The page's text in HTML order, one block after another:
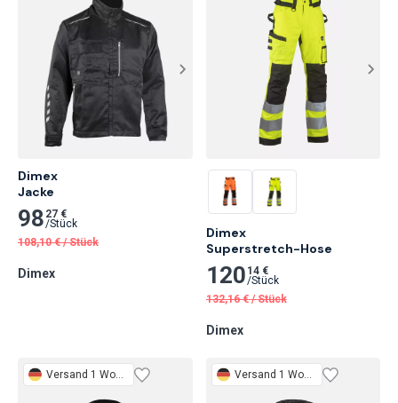
Dimex
Jacke
98 27 €
/Stück
108,10 € /Stück
Dimex
Dimex
Superstretch-Hose
120 14 €
/Stück
132,16 € /Stück
Dimex
Versand 1 Woche Versand 1 Woche